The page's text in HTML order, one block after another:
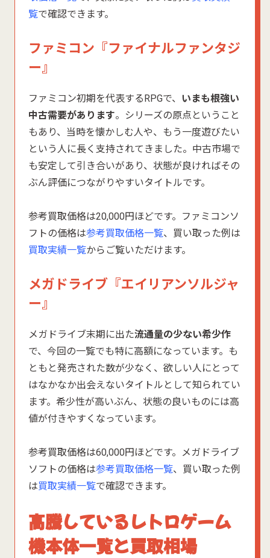
覧で確認できます。
ファミコン『ファイナルファンタジ
ー』
ファミコン初期を代表するRPGで、 いまも根強い
中古需要があります。シリーズの原点ということ
もあり、当時を懐かしむ人や、もう一度遊びたい
という人に長く支持されてきました。中古市場で
も安定して引き合いがあり、状態が良ければその
ぶん評価につながりやすいタイトルです。
参考買取価格は20,000円ほどです。ファミコンソ
フトの価格は参考買取価格一覧、買い取った例は
買取実績一覧からご覧いただけます。
メガドライブ『エイリアンソルジャ
ー』
メガドライブ末期に出た流通量の少ない希少作
で、今回の一覧でも特に高額になっています。も
ともと発売された数が少なく、欲しい人にとって
はなかなか出会えないタイトルとして知られてい
ます。希少性が高いぶん、状態の良いものには高
値が付きやすくなっています。
参考買取価格は60,000円ほどです。メガドライブ
ソフトの価格は参考買取価格一覧、買い取った例
は買取実績一覧で確認できます。
高騰しているレトロゲーム
機本体一覧と買取相場